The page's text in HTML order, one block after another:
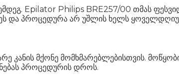
შემდეგ. Epilator Philips BRE257/00 თმას
და პროცედურა არ უშლის ხელს
მქონე მომხმარებლებისთვის.
პროცედურის დროს.